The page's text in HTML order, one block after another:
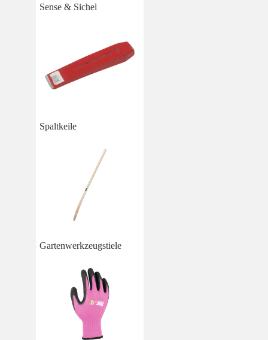
Sense & Sichel
Spaltkeile
Gartenwerkzeugstiele